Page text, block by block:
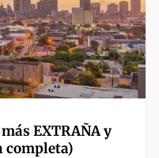
EXTRAÑA y
completa)